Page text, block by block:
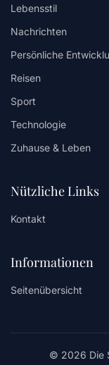
Lebensstil
Nachrichten
Persönliche
Reisen
Sport
Technologie
Zuhause & Leben
Nützliche Links
Kontakt
Informationen
Seitenübersicht
© 2026 Die